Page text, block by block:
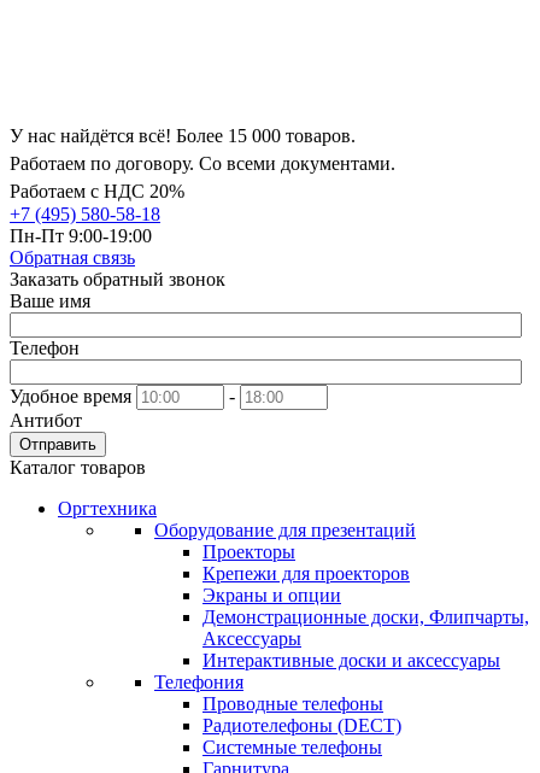
У нас найдётся всё! Более 15 000 товаров.
Работаем по договору. Со всеми документами.
Работаем с НДС 20%
+7 (495) 580-58-18
Пн-Пт 9:00-19:00
Обратная связь
Заказать обратный звонок
Ваше имя
Телефон
Удобное время
-
Антибот
Отправить
Каталог товаров
Оргтехника
Оборудование для презентаций
Проекторы
Крепежи для проекторов
Экраны и опции
Демонстрационные доски, Флипчарты,
Аксессуары
Интерактивные доски и аксессуары
Телефония
Проводные телефоны
Радиотелефоны (DECT)
Системные телефоны
Гарнитура